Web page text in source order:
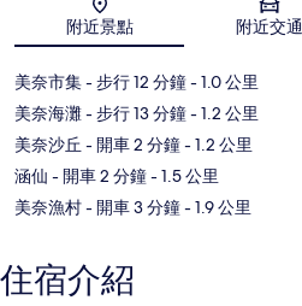
地圖
附近景點 附近交通
美奈市集- 步行 12 分鐘- 1.0 公里
美奈海灘- 步行 13 分鐘- 1.2 公里
美奈沙丘 - 開車 2 分鐘- 1.2 公里
涵仙 - 開車 2 分鐘- 1.5 公里
美奈漁村- 開車 3 分鐘- 1.9 公里
住宿介紹